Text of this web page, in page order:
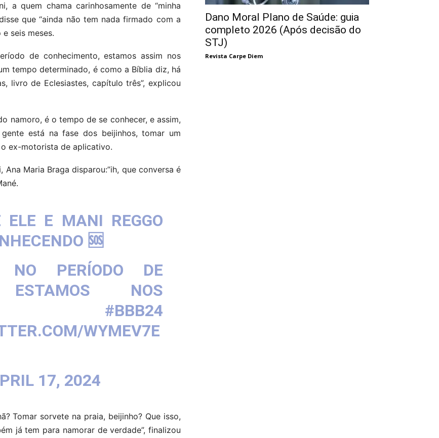
a quem chama carinhosamente de “minha
que “ainda não tem nada firmado com a
seis meses.
de conhecimento, estamos assim nos
tempo determinado, é como a Bíblia diz, há
livro de Eclesiastes, capítulo três”, explicou
namoro, é o tempo de se conhecer, e assim,
está na fase dos beijinhos, tomar um
ex-motorista de aplicativo.
Maria Braga disparou:”ih, que conversa é
ELE E MANI REGGO
🆘
PERÍODO DE
ESTAMOS NOS
#BBB24
WYMEV7E
17, 2024
Tomar sorvete na praia, beijinho? Que isso,
já tem para namorar de verdade”, finalizou
Dano Moral Plano de Saúde: guia
completo 2026 (Após decisão do
STJ)
Revista Carpe Diem